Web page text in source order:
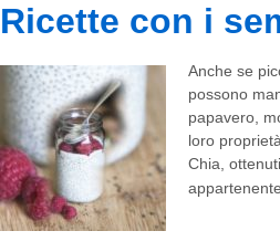
Ricette con i
Anche se
possono
papavero,
loro
Chia,